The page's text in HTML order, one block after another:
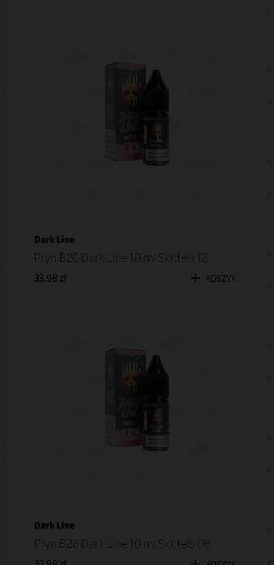
Dark Line
Płyn B26 Dark Line 10 ml Skittels 12
33,98 zł KOSZYK
Dark Line
Płyn B26 Dark Line 10 ml Skittels 06